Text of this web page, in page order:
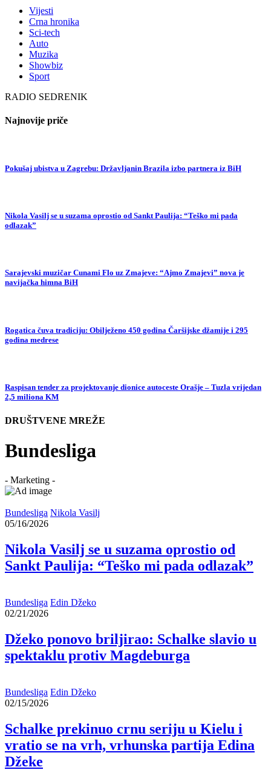
Vijesti
Crna hronika
Sci-tech
Auto
Muzika
Showbiz
Sport
RADIO SEDRENIK
Najnovije priče
Pokušaj ubistva u Zagrebu: Državljanin Brazila izbo partnera iz BiH
Nikola Vasilj se u suzama oprostio od Sankt Paulija: “Teško mi pada
odlazak”
Sarajevski muzičar Cunami Flo uz Zmajeve: “Ajmo Zmajevi” nova je
navijačka himna BiH
Rogatica čuva tradiciju: Obilježeno 450 godina Čaršijske džamije i 295
godina medrese
Raspisan tender za projektovanje dionice autoceste Orašje – Tuzla vrijedan
2,5 miliona KM
DRUŠTVENE MREŽE
Bundesliga
- Marketing -
Bundesliga Nikola Vasilj
05/16/2026
Nikola Vasilj se u suzama oprostio od
Sankt Paulija: “Teško mi pada odlazak”
Bundesliga Edin Džeko
02/21/2026
Džeko ponovo briljirao: Schalke slavio u
spektaklu protiv Magdeburga
Bundesliga Edin Džeko
02/15/2026
Schalke prekinuo crnu seriju u Kielu i
vratio se na vrh, vrhunska partija Edina
Džeke